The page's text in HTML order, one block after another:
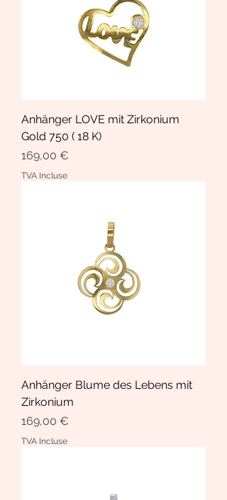
Anhänger LOVE mit Zirkonium
Gold 750 ( 18 K)
Prix
169,00 €
TVA Incluse
Anhänger Blume des Lebens mit
Zirkonium
Prix
169,00 €
TVA Incluse